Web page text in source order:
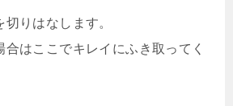
りはなします。
はここでキレイにふき取ってく